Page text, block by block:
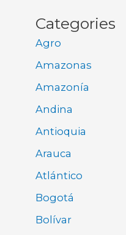
Categories
Agro
Amazonas
Amazonía
Andina
Antioquia
Arauca
Atlántico
Bogotá
Bolívar